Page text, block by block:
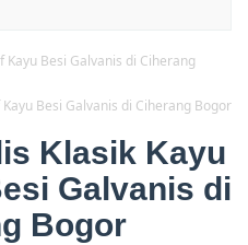
Besi Galvanis di Ciherang Bogor
Klasik Kayu
Galvanis di
Bogor